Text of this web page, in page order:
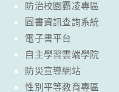
防治校園霸凌專區
圖書資訊查詢系統
電子書平台
自主學習雲端學院
防災宣導網站
性別平等教育專區